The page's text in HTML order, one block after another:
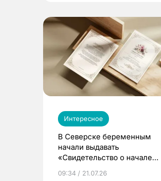
Интересное
В Северске беременным
начали выдавать
«Свидетельство о начале
09:34 / 21.07.26